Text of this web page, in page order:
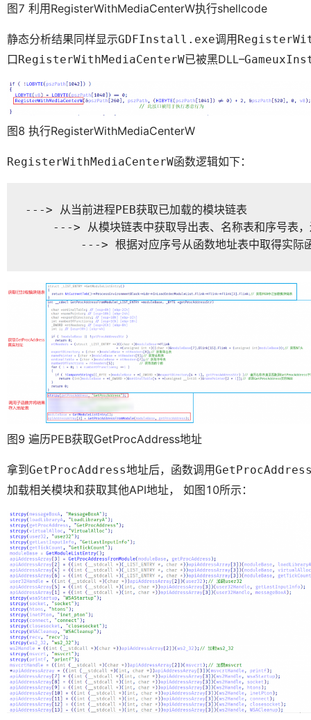
图7 利用RegisterWithMediaCenterW执行shellcode
静态分析结果同样显示GDFInstall.exe调用
口RegisterWithMediaCenterW已被黑DLL–
图8 执行RegisterWithMediaCenterW
RegisterWithMediaCenterW函数逻辑如下：
---> 从当前进程PEB获取已加载的模块链表
---> 从模块链表中获取导出表、名称表和序号表
---> 根据对应序号从函数地址表中取得实际
图9 遍历PEB获取GetProcAddress地址
拿到 GetProcAddress地址后，函数调用
加载相关模块和获取其他API地址， 如图10所示：